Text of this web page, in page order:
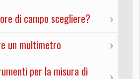
di campo scegliere?
un multimetro
per la misura di